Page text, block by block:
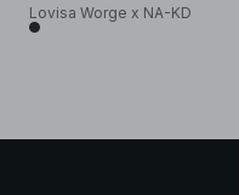
Lovisa Worge x NA-KD